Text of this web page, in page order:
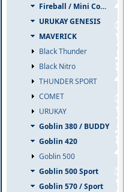
Fireball / Mini Comet
URUKAY GENESIS
MAVERICK
Black Thunder
Black Nitro
THUNDER SPORT
COMET
URUKAY
Goblin 380 / BUDDY
Goblin 420
Goblin 500
Goblin 500 Sport
Goblin 570 / Sport